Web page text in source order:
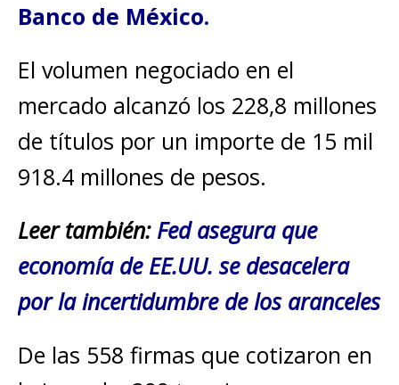
Banco de México.
El volumen negociado en el
mercado alcanzó los 228,8 millones
de títulos por un importe de 15 mil
918.4 millones de pesos.
Leer también: Fed asegura que
economía de EE.UU. se desacelera
por la incertidumbre de los aranceles
De las 558 firmas que cotizaron en